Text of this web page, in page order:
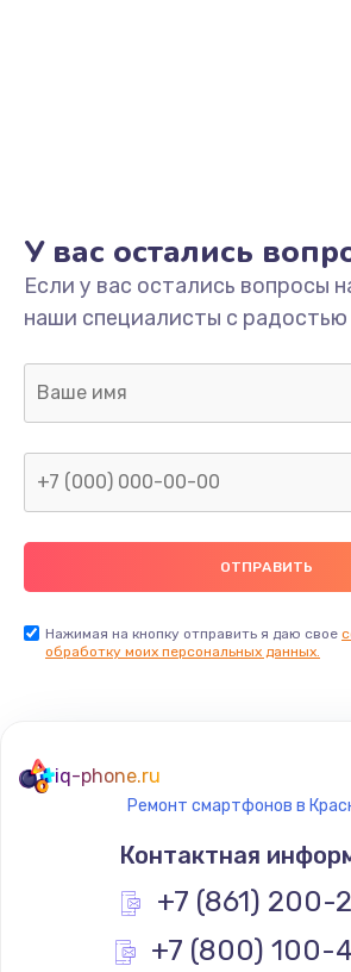
995 руб.
Заказать
Замена шлейфа
2600 руб.
Замена
Ремонт разъема
745 руб.
Заказать
Замена
1600 руб.
У вас остались
Если у вас остались вопросы
наши специалисты с радостью
Нажимая на кнопку отправить я даю свое
обработку моих персональных данных.
iq-phone.ru
Ремонт смартфонов в
Контактная
+7 (861) 200-
+7 (800) 100-